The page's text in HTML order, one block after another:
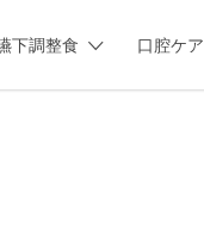
下調整食 口腔ケア